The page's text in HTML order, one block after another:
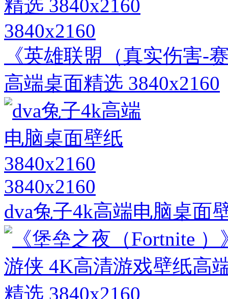
3840x2160
《英雄联盟（真实伤害-
高端桌面精选 3840x2160
3840x2160
dva兔子4k高端电脑桌面